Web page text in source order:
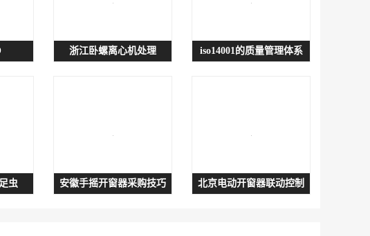
浙江卧螺离心机处理 iso14001的质量管理体系
虫 安徽手摇开窗器采购技巧 北京电动开窗器联动控制